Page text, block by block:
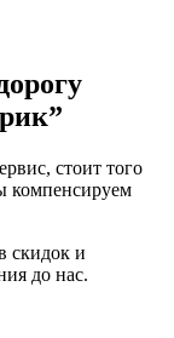
стоит того
компенсируем
скидок и
до нас.